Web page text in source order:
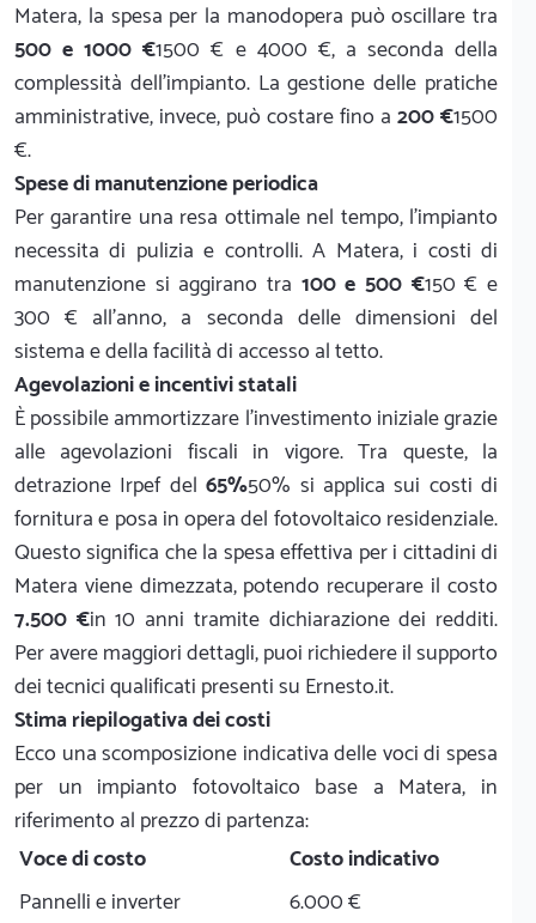
Matera, la spesa per la manodopera può oscillare tra
500 e 1000 €1500 € e 4000 €, a seconda della
complessità dell'impianto. La gestione delle pratiche
amministrative, invece, può costare fino a 200 €1500
€.
Spese di manutenzione periodica
Per garantire una resa ottimale nel tempo, l'impianto
necessita di pulizia e controlli. A Matera, i costi di
manutenzione si aggirano tra 100 e 500 €150 € e
300 € all'anno, a seconda delle dimensioni del
sistema e della facilità di accesso al tetto.
Agevolazioni e incentivi statali
È possibile ammortizzare l'investimento iniziale grazie
alle agevolazioni fiscali in vigore. Tra queste, la
detrazione Irpef del65%50% si applica sui costi di
fornitura e posa in opera del fotovoltaico residenziale.
Questo significa che la spesa effettiva per i cittadini di
Matera viene dimezzata, potendo recuperare il costo
7.500 €in 10 anni tramite dichiarazione dei redditi.
Per avere maggiori dettagli, puoi richiedere il supporto
dei tecnici qualificati presenti su Ernesto.it.
Stima riepilogativa dei costi
Ecco una scomposizione indicativa delle voci di spesa
per un impianto fotovoltaico base a Matera, in
riferimento al prezzo di partenza:
Voce di costo
Costo indicativo
Pannelli e inverter
6.000 €